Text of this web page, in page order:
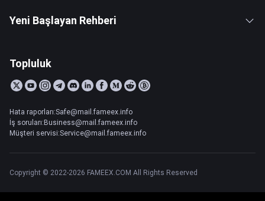
Yeni Başlayan Rehberi
Topluluk
Hata raporları:Safe@mail.fameex.info
İş soruları:Business@mail.fameex.info
Müşteri servisi:Service@mail.fameex.info
Copyright © 2022-2026 FAMEEX.COM All Rights Reserved